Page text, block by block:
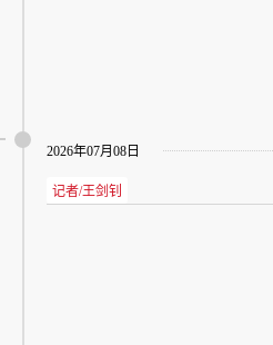
2026年07月08日
记者/王剑钊